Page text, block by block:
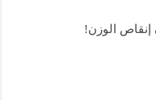
الوزن!